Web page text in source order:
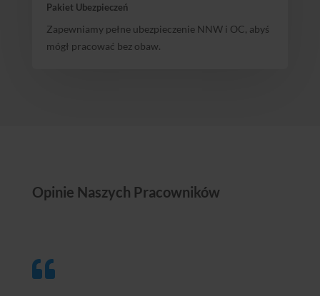
Pakiet Ubezpieczeń
Zapewniamy pełne ubezpieczenie NNW i OC, abyś
mógł pracować bez obaw.
Opinie Naszych Pracowników
